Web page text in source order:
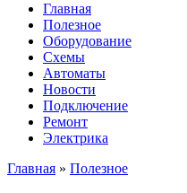
Главная
Полезное
Оборудование
Схемы
Автоматы
Новости
Подключение
Ремонт
Электрика
Главная » Полезное